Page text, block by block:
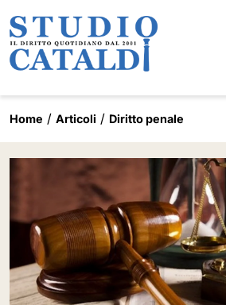
Home Articoli Diritto penale